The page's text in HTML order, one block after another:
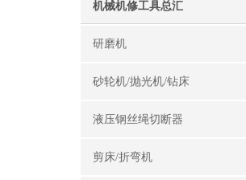
机械机修工具总汇
研磨机
砂轮机/抛光机/钻床
液压钢丝绳切断器
剪床/折弯机